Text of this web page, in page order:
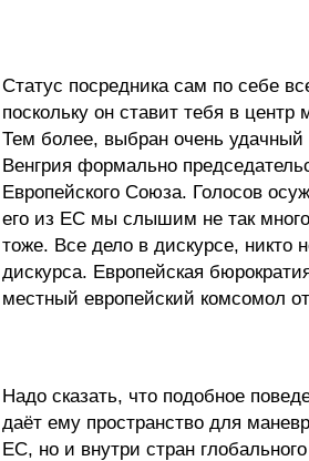
Статус посредника сам по себе
поскольку он ставит тебя в
Тем более, выбран очень удачный
Венгрия формально
Европейского Союза. Голосов
его из ЕС мы слышим не так
тоже. Все дело в дискурсе, никто
дискурса. Европейская
местный европейский комсомол
Надо сказать, что подобное
даёт ему пространство для
ЕС, но и внутри стран